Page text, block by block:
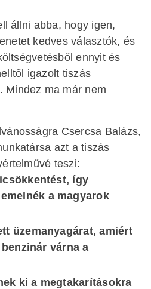
állni abba, hogy igen,
kedves választók, és
ennyit és
igazolt tiszás
Mindez ma már nem
Csercsa Balázs,
azt a tiszás
teszi:
így
a magyarok
üzemanyagárat, amiért
várna a
ki a megtakarításokra